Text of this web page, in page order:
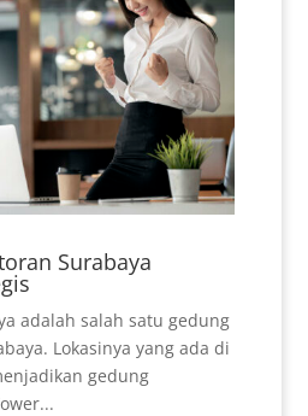
Surabaya
adalah salah satu gedung
Lokasinya yang ada di
gedung